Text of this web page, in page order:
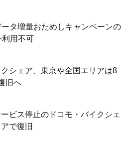
ータ増量おためしキャンペーンの
利用不可
クシェア、東京や全国エリアは8
旧へ
ビス停止のドコモ・バイクシェ
で復旧